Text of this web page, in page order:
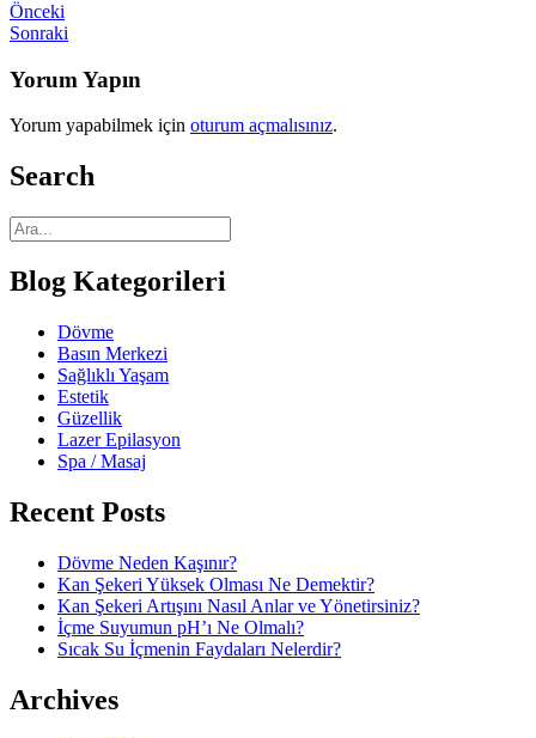
Önceki
Sonraki
Yorum Yapın
Yorum yapabilmek için oturum açmalısınız.
Search
Blog Kategorileri
Dövme
Basın Merkezi
Sağlıklı Yaşam
Estetik
Güzellik
Lazer Epilasyon
Spa / Masaj
Recent Posts
Dövme Neden Kaşınır?
Kan Şekeri Yüksek Olması Ne Demektir?
Kan Şekeri Artışını Nasıl Anlar ve Yönetirsiniz?
İçme Suyumun pH’ı Ne Olmalı?
Sıcak Su İçmenin Faydaları Nelerdir?
Archives